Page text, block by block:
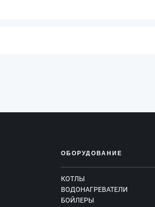
ОБОРУДОВАНИЕ
КОТЛЫ
ВОДОНАГРЕВАТЕЛИ
БОЙЛЕРЫ